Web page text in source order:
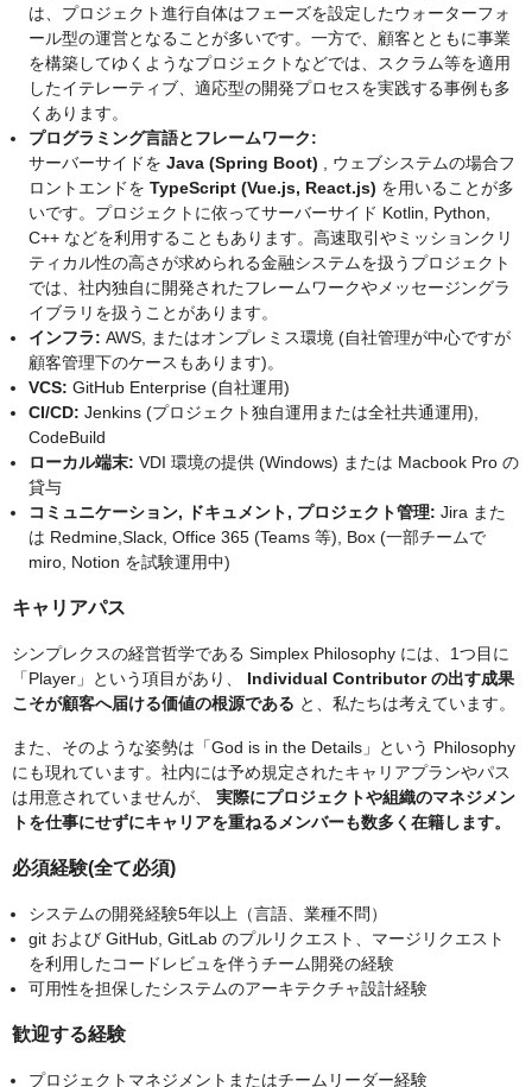
は、プロジェクト進⾏⾃体はフェーズを設定したウォーターフォ
ール型の運営となることが多いです。⼀⽅で、顧客とともに事業
を構築してゆくようなプロジェクトなどでは、スクラム等を適⽤
したイテレーティブ、適応型の開発プロセスを実践する事例も多
くあります。
プログラミング⾔語とフレームワーク:
サーバーサイドを Java (Spring Boot) , ウェブシステムの場合フ
ロントエンドを TypeScript (Vue.js, React.js) を⽤いることが多
いです。プロジェクトに依ってサーバーサイド Kotlin, Python,
C++ などを利⽤することもあります。⾼速取引やミッションクリ
ティカル性の⾼さが求められる⾦融システムを扱うプロジェクト
では、社内独⾃に開発されたフレームワークやメッセージングラ
イブラリを扱うことがあります。
インフラ: AWS, またはオンプレミス環境 (⾃社管理が中⼼ですが
顧客管理下のケースもあります)。
VCS: GitHub Enterprise (⾃社運⽤)
CI/CD: Jenkins (プロジェクト独⾃運⽤または全社共通運⽤),
CodeBuild
ローカル端末: VDI 環境の提供 (Windows) または Macbook Pro の
貸与
コミュニケーション, ドキュメント, プロジェクト管理: Jira また
は Redmine,Slack, Office 365 (Teams 等), Box (⼀部チームで
miro, Notion を試験運⽤中)
キャリアパス
シンプレクスの経営哲学である Simplex Philosophy には、1つ⽬に
「Player」という項⽬があり、 Individual Contributor の出す成果
こそが顧客へ届ける価値の根源である と、私たちは考えています。
また、そのような姿勢は「God is in the Details」という Philosophy
にも現れています。社内には予め規定されたキャリアプランやパス
は⽤意されていませんが、 実際にプロジェクトや組織のマネジメン
トを仕事にせずにキャリアを重ねるメンバーも数多く在籍します。
必須経験(全て必須)
システムの開発経験5年以上（⾔語、業種不問）
git および GitHub, GitLab のプルリクエスト、マージリクエスト
を利⽤したコードレビュを伴うチーム開発の経験
可⽤性を担保したシステムのアーキテクチャ設計経験
歓迎する経験
プロジェクトマネジメントまたはチームリーダー経験